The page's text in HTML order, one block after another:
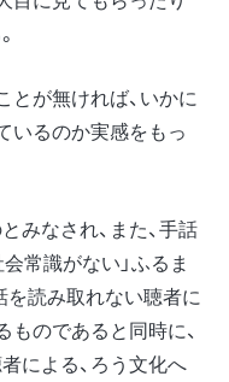
とが無ければ、いかに
いるのか実感をもっ
みなされ、また、手話
常識がない」ふるま
を読み取れない聴者に
ものであると同時に、
による、ろう文化へ